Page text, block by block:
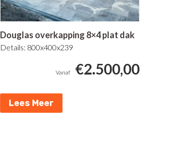
Douglas overkapping 8×4 plat dak
Details: 800x400x239
€2.500,00
Lees Meer